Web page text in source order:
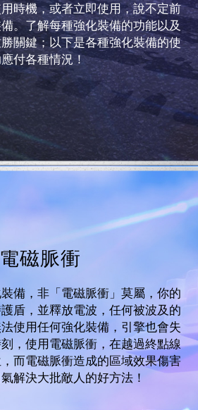
時機，或者立即使用，說不定前
。了解每種強化裝備的功能以及
關鍵；以下是各種強化裝備的使
付各種情況！
電磁脈衝
備，非「電磁脈衝」莫屬，你的
盾，並釋放電波，任何被波及的
使用任何強化裝備，引擎也會失
，使用電磁脈衝，在越過終點線
而電磁脈衝造成的區域效果傷害
解決大批敵人的好方法！